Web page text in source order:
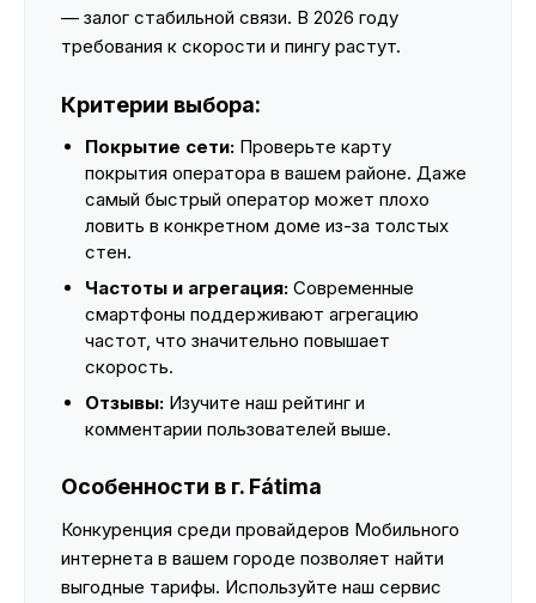
— залог стабильной связи. В 2026 году
требования к скорости и пингу растут.
Критерии выбора:
Покрытие сети: Проверьте карту
покрытия оператора в вашем районе. Даже
самый быстрый оператор может плохо
ловить в конкретном доме из-за толстых
стен.
Частоты и агрегация: Современные
смартфоны поддерживают агрегацию
частот, что значительно повышает
скорость.
Отзывы: Изучите наш рейтинг и
комментарии пользователей выше.
Особенности в г. Fátima
Конкуренция среди провайдеров Мобильного
интернета в вашем городе позволяет найти
выгодные тарифы. Используйте наш сервис